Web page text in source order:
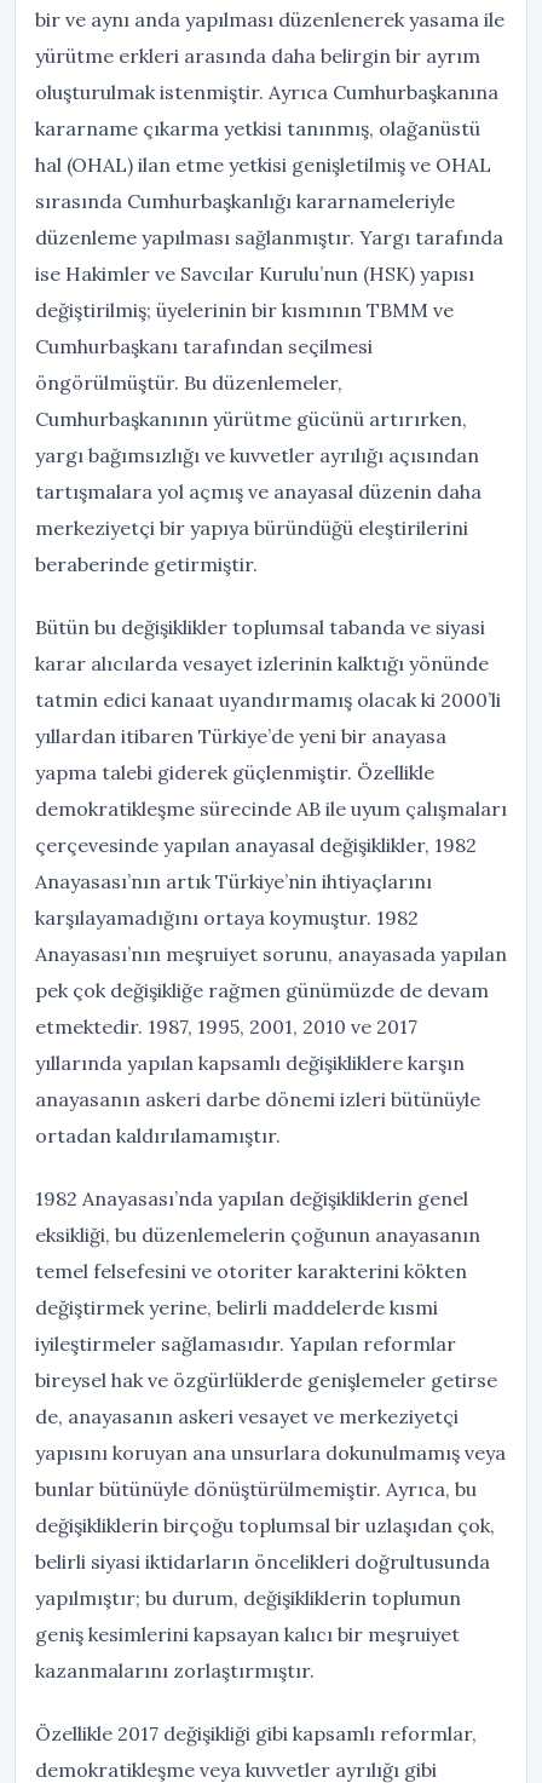
bir ve aynı anda yapılması düzenlenerek yasama ile
yürütme erkleri arasında daha belirgin bir ayrım
oluşturulmak istenmiştir. Ayrıca Cumhurbaşkanına
kararname çıkarma yetkisi tanınmış, olağanüstü
hal (OHAL) ilan etme yetkisi genişletilmiş ve OHAL
sırasında Cumhurbaşkanlığı kararnameleriyle
düzenleme yapılması sağlanmıştır. Yargı tarafında
ise Hakimler ve Savcılar Kurulu’nun (HSK) yapısı
değiştirilmiş; üyelerinin bir kısmının TBMM ve
Cumhurbaşkanı tarafından seçilmesi
öngörülmüştür. Bu düzenlemeler,
Cumhurbaşkanının yürütme gücünü artırırken,
yargı bağımsızlığı ve kuvvetler ayrılığı açısından
tartışmalara yol açmış ve anayasal düzenin daha
merkeziyetçi bir yapıya büründüğü eleştirilerini
beraberinde getirmiştir.
Bütün bu değişiklikler toplumsal tabanda ve siyasi
karar alıcılarda vesayet izlerinin kalktığı yönünde
tatmin edici kanaat uyandırmamış olacak ki 2000’li
yıllardan itibaren Türkiye’de yeni bir anayasa
yapma talebi giderek güçlenmiştir. Özellikle
demokratikleşme sürecinde AB ile uyum çalışmaları
çerçevesinde yapılan anayasal değişiklikler, 1982
Anayasası’nın artık Türkiye’nin ihtiyaçlarını
karşılayamadığını ortaya koymuştur. 1982
Anayasası’nın meşruiyet sorunu, anayasada yapılan
pek çok değişikliğe rağmen günümüzde de devam
etmektedir. 1987, 1995, 2001, 2010 ve 2017
yıllarında yapılan kapsamlı değişikliklere karşın
anayasanın askeri darbe dönemi izleri bütünüyle
ortadan kaldırılamamıştır.
1982 Anayasası’nda yapılan değişikliklerin genel
eksikliği, bu düzenlemelerin çoğunun anayasanın
temel felsefesini ve otoriter karakterini kökten
değiştirmek yerine, belirli maddelerde kısmi
iyileştirmeler sağlamasıdır. Yapılan reformlar
bireysel hak ve özgürlüklerde genişlemeler getirse
de, anayasanın askeri vesayet ve merkeziyetçi
yapısını koruyan ana unsurlara dokunulmamış veya
bunlar bütünüyle dönüştürülmemiştir. Ayrıca, bu
değişikliklerin birçoğu toplumsal bir uzlaşıdan çok,
belirli siyasi iktidarların öncelikleri doğrultusunda
yapılmıştır; bu durum, değişikliklerin toplumun
geniş kesimlerini kapsayan kalıcı bir meşruiyet
kazanmalarını zorlaştırmıştır.
Özellikle 2017 değişikliği gibi kapsamlı reformlar,
demokratikleşme veya kuvvetler ayrılığı gibi